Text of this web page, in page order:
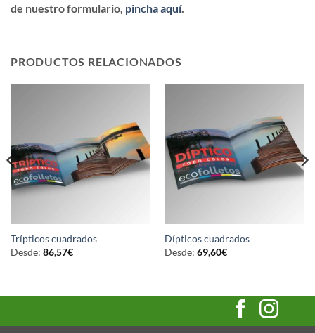
de nuestro formulario, pincha aquí.
PRODUCTOS RELACIONADOS
Trípticos cuadrados
Desde: 86,57€
Dípticos cuadrados
Desde: 69,60€